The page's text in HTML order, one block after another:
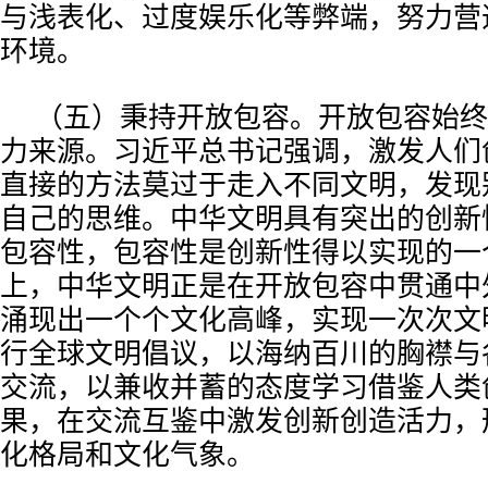
与浅表化、过度娱乐化等弊端，努力
环境。
（五）秉持开放包容。开放包容始
力来源。习近平总书记强调，激发人
直接的方法莫过于走入不同文明，发
自己的思维。中华文明具有突出的创
包容性，包容性是创新性得以实现的
上，中华文明正是在开放包容中贯通
涌现出一个个文化高峰，实现一次次
行全球文明倡议，以海纳百川的胸襟
交流，以兼收并蓄的态度学习借鉴人
果，在交流互鉴中激发创新创造活力
化格局和文化气象。